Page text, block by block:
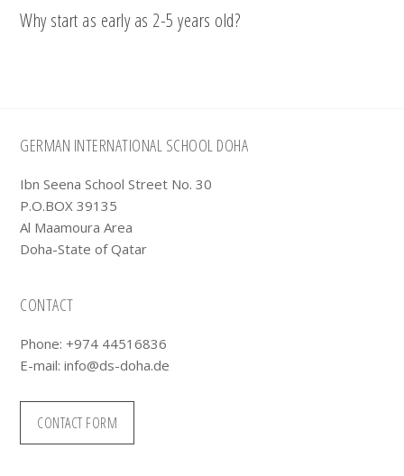
Why start as early as 2-5 years old?
Footer
GERMAN INTERNATIONAL SCHOOL DOHA
Ibn Seena School Street No. 30
P.O.BOX 39135
Al Maamoura Area
Doha-State of Qatar
CONTACT
Phone: +974 44516836
E-mail:info@ds-doha.de
CONTACT FORM